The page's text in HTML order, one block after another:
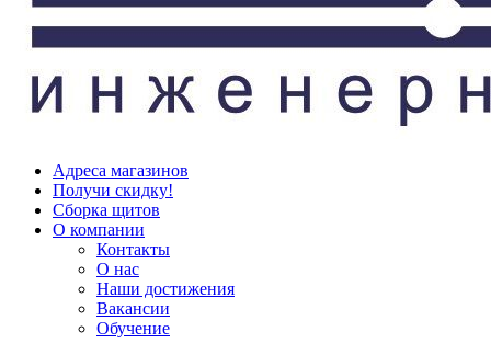
Адреса магазинов
Получи скидку!
Сборка щитов
О компании
Контакты
О нас
Наши достижения
Вакансии
Обучение